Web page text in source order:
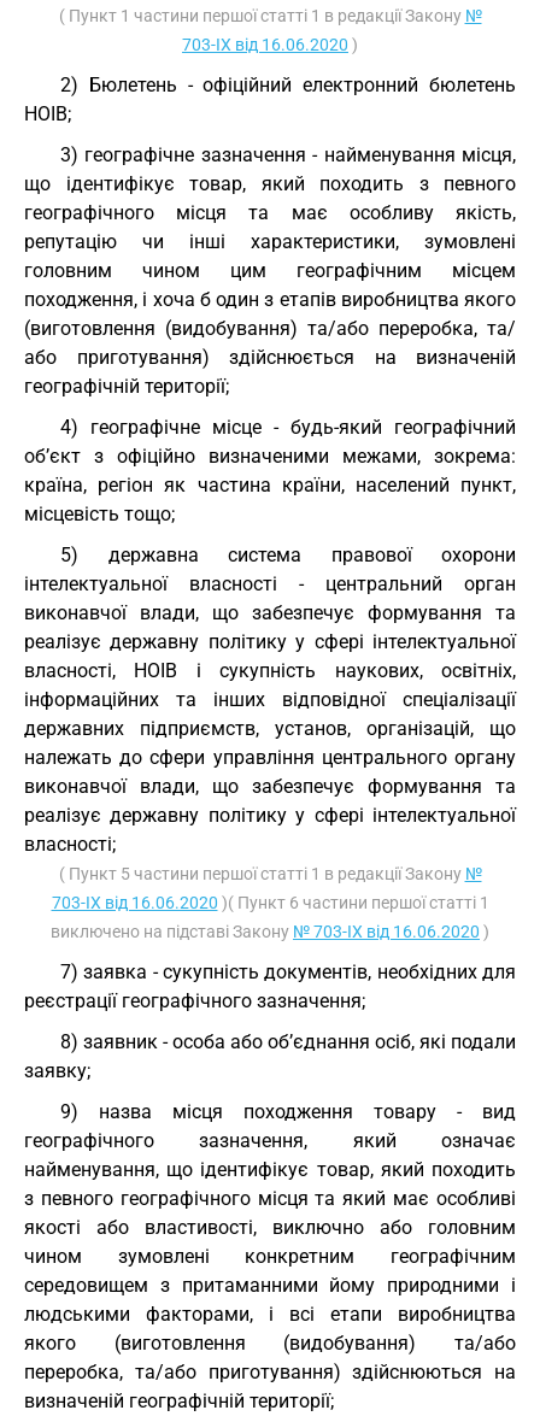
( Пункт 1 частини першої статті 1 в редакції Закону №
703-IX від 16.06.2020 )
2) Бюлетень - офіційний електронний бюлетень
НОІВ;
3) географічне зазначення - найменування місця,
що ідентифікує товар, який походить з певного
географічного місця та має особливу якість,
репутацію чи інші характеристики, зумовлені
головним чином цим географічним місцем
походження, і хоча б один з етапів виробництва якого
(виготовлення (видобування) та/або переробка, та/
або приготування) здійснюється на визначеній
географічній території;
4) географічне місце - будь-який географічний
об’єкт з офіційно визначеними межами, зокрема:
країна, регіон як частина країни, населений пункт,
місцевість тощо;
5) державна система правової охорони
інтелектуальної власності - центральний орган
виконавчої влади, що забезпечує формування та
реалізує державну політику у сфері інтелектуальної
власності, НОІВ і сукупність наукових, освітніх,
інформаційних та інших відповідної спеціалізації
державних підприємств, установ, організацій, що
належать до сфери управління центрального органу
виконавчої влади, що забезпечує формування та
реалізує державну політику у сфері інтелектуальної
власності;
( Пункт 5 частини першої статті 1 в редакції Закону №
703-IX від 16.06.2020 )( Пункт 6 частини першої статті 1
виключено на підставі Закону № 703-IX від 16.06.2020 )
7) заявка - сукупність документів, необхідних для
реєстрації географічного зазначення;
8) заявник - особа або об’єднання осіб, які подали
заявку;
9) назва місця походження товару - вид
географічного зазначення, який означає
найменування, що ідентифікує товар, який походить
з певного географічного місця та який має особливі
якості або властивості, виключно або головним
чином зумовлені конкретним географічним
середовищем з притаманними йому природними і
людськими факторами, і всі етапи виробництва
якого (виготовлення (видобування) та/або
переробка, та/або приготування) здійснюються на
визначеній географічній території;